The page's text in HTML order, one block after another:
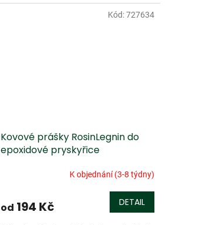
Kovové prášky RosinLegnin do
epoxidové pryskyřice
K objednání (3-8 týdny)
od 194 Kč DETAIL
Kód:727634